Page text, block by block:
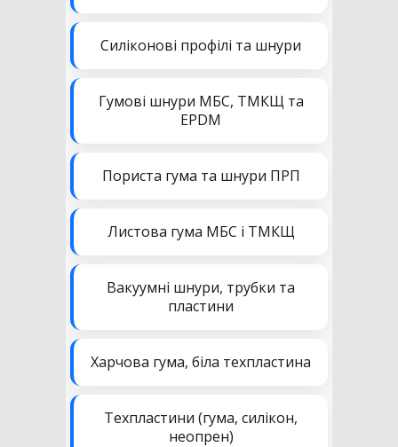
Силіконові профілі та шнури
Гумові шнури МБС, ТМКЩ та
EPDM
Пориста гума та шнури ПРП
Листова гума МБС і ТМКЩ
Вакуумні шнури, трубки та
пластини
Харчова гума, біла техпластина
Техпластини (гума, силікон,
неопрен)